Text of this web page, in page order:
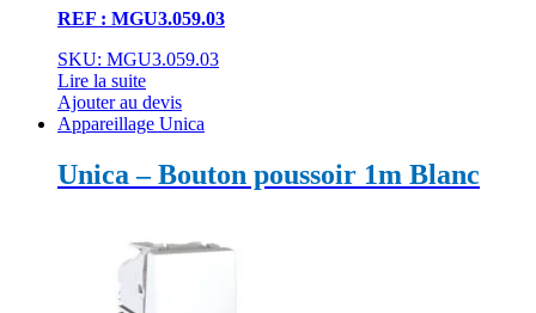
REF : MGU3.059.03
SKU: MGU3.059.03
Lire la suite
Ajouter au devis
Appareillage Unica
Unica – Bouton poussoir 1m Blanc